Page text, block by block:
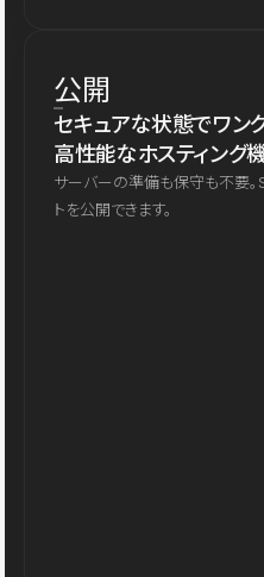
公開
セキュアな状態でワン
高性能なホスティング機
サーバーの準備も保守も不要。
トを公開できます。